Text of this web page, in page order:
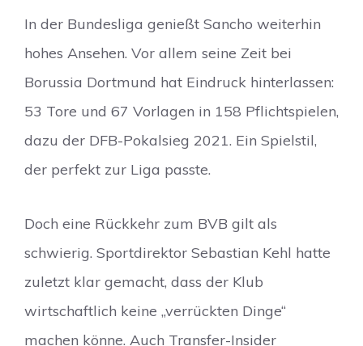
In der Bundesliga genießt Sancho weiterhin
hohes Ansehen. Vor allem seine Zeit bei
Borussia Dortmund hat Eindruck hinterlassen:
53 Tore und 67 Vorlagen in 158 Pflichtspielen,
dazu der DFB-Pokalsieg 2021. Ein Spielstil,
der perfekt zur Liga passte.
Doch eine Rückkehr zum BVB gilt als
schwierig. Sportdirektor Sebastian Kehl hatte
zuletzt klar gemacht, dass der Klub
wirtschaftlich keine „verrückten Dinge“
machen könne. Auch Transfer-Insider